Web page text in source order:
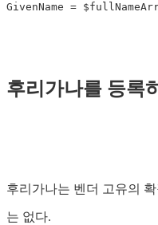
GivenName =
후리가나를 등록
후리가나는 벤더 고유의
는 없다.